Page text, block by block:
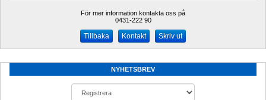
För mer information kontakta oss på
0431-222 90
Kontakt Skriv ut
NYHETSBREV